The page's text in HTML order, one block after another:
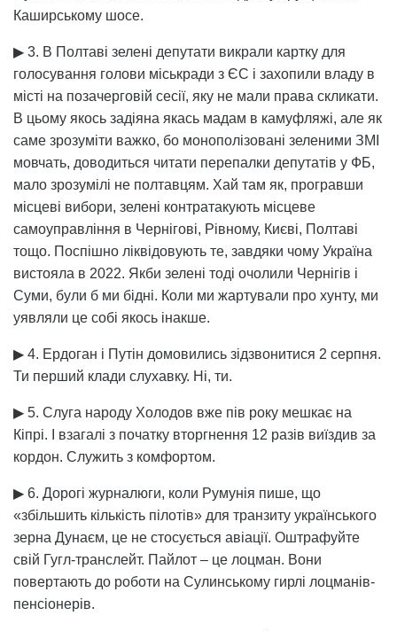
Каширському шосе.
▶ 3. В Полтаві зелені депутати викрали картку для
голосування голови міськради з ЄС і захопили владу в
місті на позачерговій сесії, яку не мали права скликати.
В цьому якось задіяна якась мадам в камуфляжі, але як
саме зрозуміти важко, бо монополізовані зеленими ЗМІ
мовчать, доводиться читати перепалки депутатів у ФБ,
мало зрозумілі не полтавцям. Хай там як, програвши
місцеві вибори, зелені контратакують місцеве
самоуправління в Чернігові, Рівному, Києві, Полтаві
тощо. Поспішно ліквідовують те, завдяки чому Україна
вистояла в 2022. Якби зелені тоді очолили Чернігів і
Суми, були б ми бідні. Коли ми жартували про хунту, ми
уявляли це собі якось інакше.
▶ 4. Ердоган і Путін домовились зідзвонитися 2 серпня.
Ти перший клади слухавку. Ні, ти.
▶ 5. Слуга народу Холодов вже пів року мешкає на
Кіпрі. І взагалі з початку вторгнення 12 разів виїздив за
кордон. Служить з комфортом.
▶ 6. Дорогі журналюги, коли Румунія пише, що
«збільшить кількість пілотів» для транзиту українського
зерна Дунаєм, це не стосується авіації. Оштрафуйте
свій Гугл-транслейт. Пайлот – це лоцман. Вони
повертають до роботи на Сулинському гирлі лоцманів-
пенсіонерів.